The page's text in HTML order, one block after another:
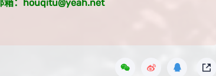
箱：houqitu@yeah.net